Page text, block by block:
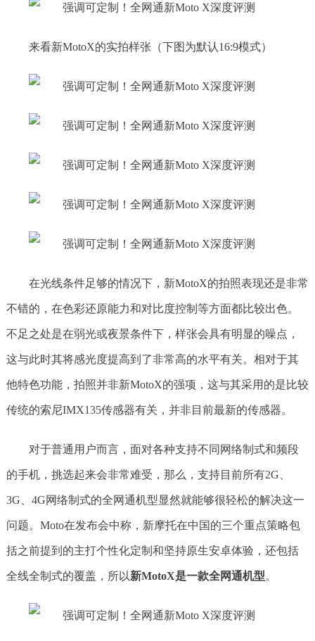
来看新MotoX的实拍样张（下图为默认16:9模式）
在光线条件足够的情况下，新MotoX的拍照表现还是非常
不错的，在色彩还原能力和对比度控制等方面都比较出色。
不足之处是在弱光或夜景条件下，样张会具有明显的噪点，
这与此时其将感光度提高到了非常高的水平有关。相对于其
他特色功能，拍照并非新MotoX的强项，这与其采用的是比较
传统的索尼IMX135传感器有关，并非目前最新的传感器。
对于普通用户而言，面对各种支持不同网络制式和频段
的手机，挑选起来会非常难受，那么，支持目前所有2G、
3G、4G网络制式的全网通机型显然就能够很轻松的解决这一
问题。Moto在发布会中称，新摩托在中国的三个重点策略包
括之前提到的主打个性化定制和坚持原生安卓体验，还包括
全线全制式的覆盖，所以新MotoX是一款全网通机型。